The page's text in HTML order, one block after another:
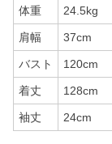
体重 24.5kg
肩幅 37cm
バスト 120cm
着丈 128cm
袖丈 24cm